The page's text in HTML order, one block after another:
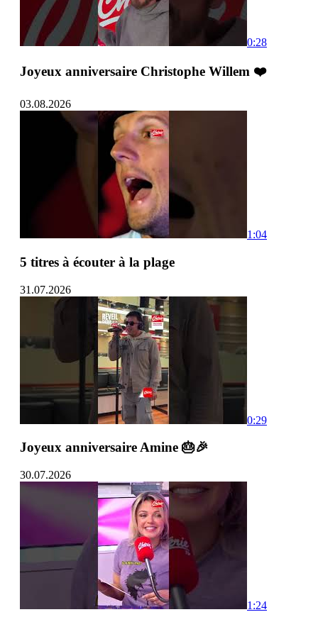
0:28
Joyeux anniversaire Christophe Willem ❤️
03.08.2026
1:04
5 titres à écouter à la plage
31.07.2026
0:29
Joyeux anniversaire Amine 🎂🎉
30.07.2026
1:24